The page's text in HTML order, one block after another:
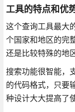
工具的特点和优
这个查询工具最大
个国家和地区的完
还是比较特殊的地
搜索功能很智能，
的代码格式，只要
种设计大大提高了